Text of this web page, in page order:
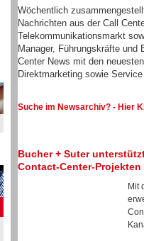
Wöchentlich
Nachrichten aus der Call
Telekommunikationsmarkt
Manager, Führungskräfte und
Center News mit den
Direktmarketing sowie
Suche im Newsarchiv? - Hier
Bucher + Suter
Contact-Center-Projekten
Mit